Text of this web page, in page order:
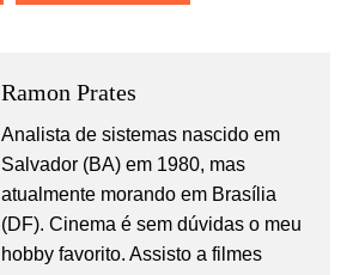
Ramon Prates
Analista de sistemas nascido em
Salvador (BA) em 1980, mas
atualmente morando em Brasília
(DF). Cinema é sem dúvidas o meu
hobby favorito. Assisto a filmes